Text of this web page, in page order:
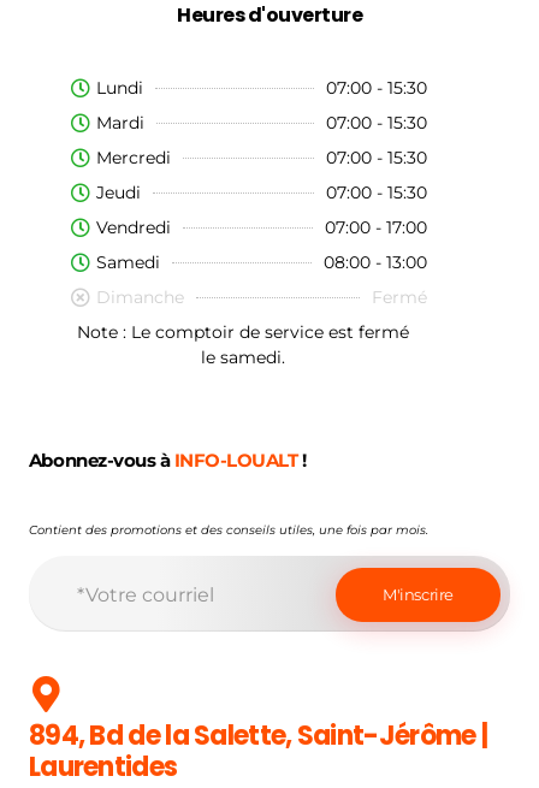
Heures d'ouverture
Lundi
07:00 - 15:30
Mardi
07:00 - 15:30
Mercredi
07:00 - 15:30
Jeudi
07:00 - 15:30
Vendredi
07:00 - 17:00
Samedi
08:00 - 13:00
Dimanche
Fermé
Note : Le comptoir de service est fermé
le samedi.
Abonnez-vous à INFO-LOUALT!
Contient des promotions et des conseils utiles, une fois par mois.
894, Bd de la Salette, Saint-Jérôme |
Laurentides